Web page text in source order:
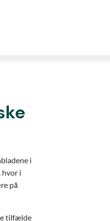
i
hvor i
på
tilfælde